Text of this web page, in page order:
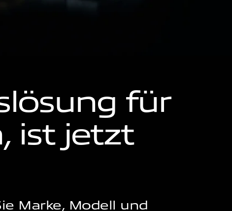
für
ist jetzt
Marke, Modell und